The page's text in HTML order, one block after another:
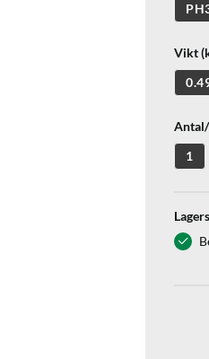
Vikt
1